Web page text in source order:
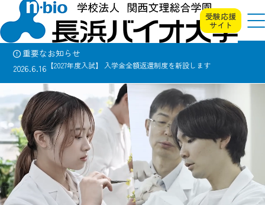
受験応援
サイト
重要なお知らせ
2026.6.16 【2027年度入試】 入学金全額返還制度を新設します
×